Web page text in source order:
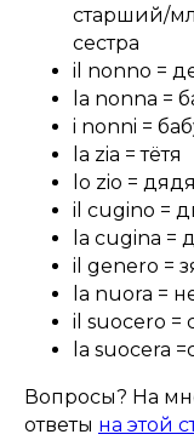
старший/
сестра
il nonno =
la nonna =
i nonni =
la zia = тётя
lo zio = дядя
il cugino =
la cugina =
il genero =
la nuora =
il suocero =
la suocera
Вопросы? На
ответы на этой